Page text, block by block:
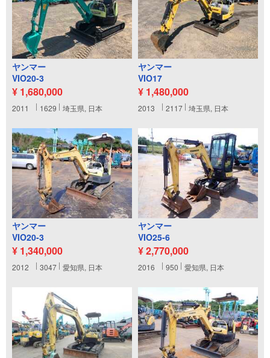
ヤンマー
VIO20-3
¥ 1,680,000
2011 1629 埼玉県, 日本
ヤンマー
VIO17
¥ 1,480,000
2013 2117 埼玉県, 日本
ヤンマー
VIO20-3
¥ 1,340,000
2012 3047 愛知県, 日本
ヤンマー
VIO25-6
¥ 2,770,000
2016 950 愛知県, 日本